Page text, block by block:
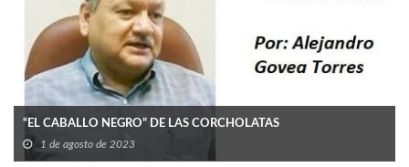
“EL CABALLO NEGRO” DE LAS CORCHOLATAS
1 de agosto de 2023